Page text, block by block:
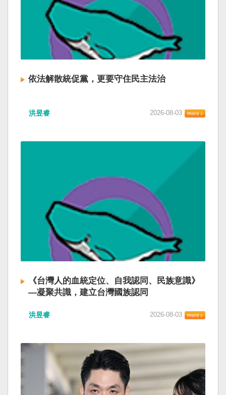
依法解散統促黨，更要守住民主法治
洪昱睿 2026-08-03
《台灣人的血統定位、自我認同、民族意識》
—凝聚共識，建立台灣國族認同
洪昱睿 2026-08-03